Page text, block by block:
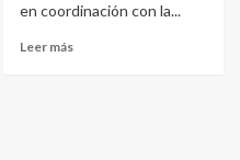
en coordinación con la...
Leer más